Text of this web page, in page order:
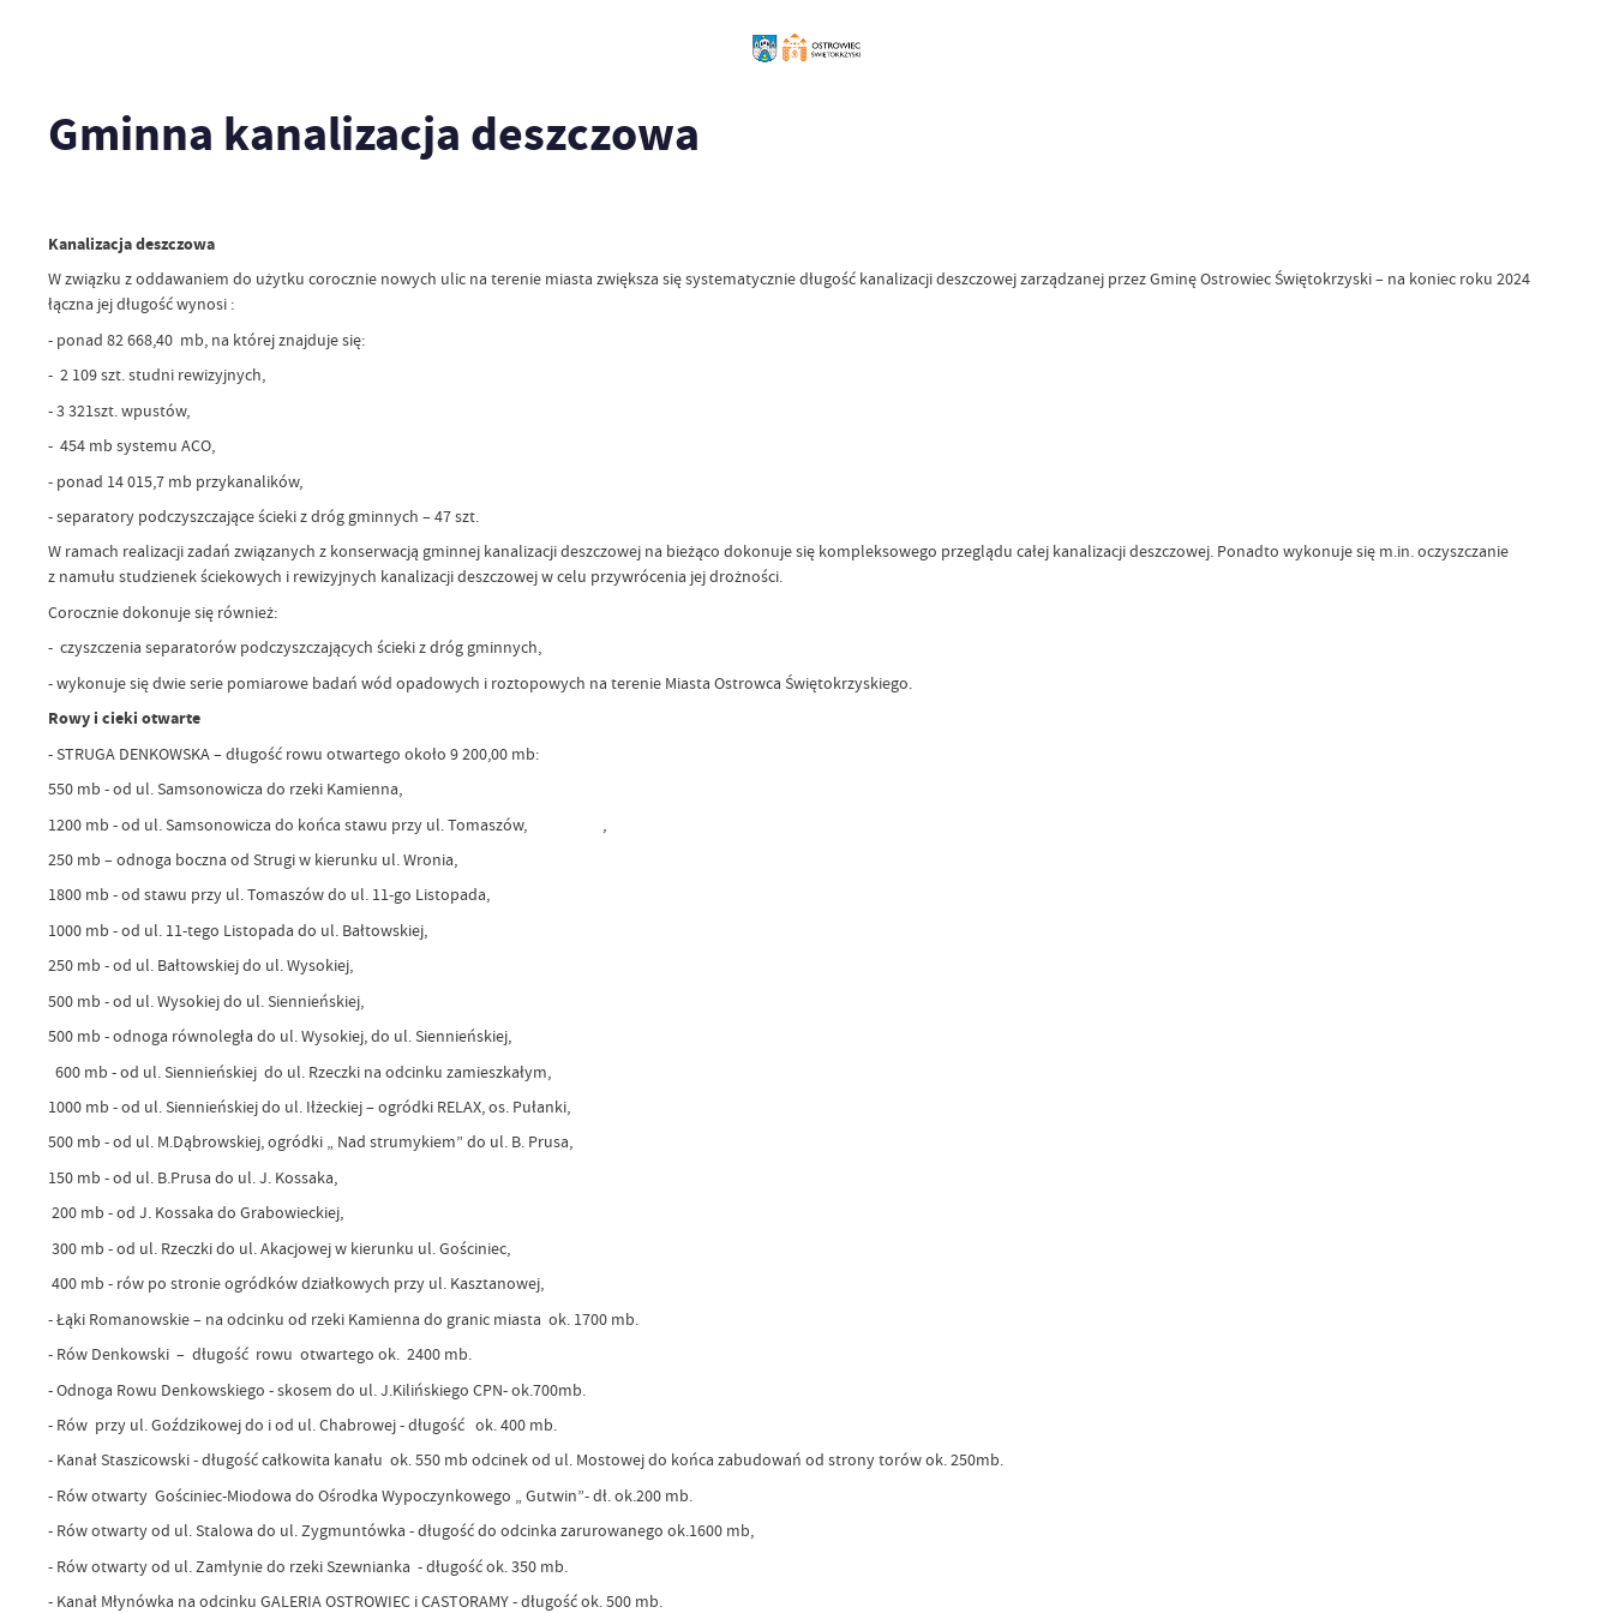
Gminna kanalizacja deszczowa
Kanalizacja deszczowa
W związku z oddawaniem do użytku corocznie nowych ulic na terenie miasta zwiększa się systematycznie długość kanalizacji deszczowej zarządzanej przez Gminę Ostrowiec Świętokrzyski – na koniec roku 2024
łączna jej długość wynosi :
- ponad 82 668,40 mb, na której znajduje się:
- 2 109 szt. studni rewizyjnych,
- 3 321szt. wpustów,
- 454 mb systemu ACO,
- ponad 14 015,7 mb przykanalików,
- separatory podczyszczające ścieki z dróg gminnych – 47 szt.
W ramach realizacji zadań związanych z konserwacją gminnej kanalizacji deszczowej na bieżąco dokonuje się kompleksowego przeglądu całej kanalizacji deszczowej. Ponadto wykonuje się m.in. oczyszczanie
z namułu studzienek ściekowych i rewizyjnych kanalizacji deszczowej w celu przywrócenia jej drożności.
Corocznie dokonuje się również:
- czyszczenia separatorów podczyszczających ścieki z dróg gminnych,
- wykonuje się dwie serie pomiarowe badań wód opadowych i roztopowych na terenie Miasta Ostrowca Świętokrzyskiego.
Rowy i cieki otwarte
- STRUGA DENKOWSKA – długość rowu otwartego około 9 200,00 mb:
550 mb - od ul. Samsonowicza do rzeki Kamienna,
1200 mb - od ul. Samsonowicza do końca stawu przy ul. Tomaszów, ,
250 mb – odnoga boczna od Strugi w kierunku ul. Wronia,
1800 mb - od stawu przy ul. Tomaszów do ul. 11-go Listopada,
1000 mb - od ul. 11-tego Listopada do ul. Bałtowskiej,
250 mb - od ul. Bałtowskiej do ul. Wysokiej,
500 mb - od ul. Wysokiej do ul. Siennieńskiej,
500 mb - odnoga równoległa do ul. Wysokiej, do ul. Siennieńskiej,
600 mb - od ul. Siennieńskiej do ul. Rzeczki na odcinku zamieszkałym,
1000 mb - od ul. Siennieńskiej do ul. Iłżeckiej – ogródki RELAX, os. Pułanki,
500 mb - od ul. M.Dąbrowskiej, ogródki „ Nad strumykiem” do ul. B. Prusa,
150 mb - od ul. B.Prusa do ul. J. Kossaka,
200 mb - od J. Kossaka do Grabowieckiej,
300 mb - od ul. Rzeczki do ul. Akacjowej w kierunku ul. Gościniec,
400 mb - rów po stronie ogródków działkowych przy ul. Kasztanowej,
- Łąki Romanowskie – na odcinku od rzeki Kamienna do granic miasta ok. 1700 mb.
- Rów Denkowski – długość rowu otwartego ok. 2400 mb.
- Odnoga Rowu Denkowskiego - skosem do ul. J.Kilińskiego CPN- ok.700mb.
- Rów przy ul. Goździkowej do i od ul. Chabrowej - długość ok. 400 mb.
- Kanał Staszicowski - długość całkowita kanału ok. 550 mb odcinek od ul. Mostowej do końca zabudowań od strony torów ok. 250mb.
- Rów otwarty Gościniec-Miodowa do Ośrodka Wypoczynkowego „ Gutwin”- dł. ok.200 mb.
- Rów otwarty od ul. Stalowa do ul. Zygmuntówka - długość do odcinka zarurowanego ok.1600 mb,
- Rów otwarty od ul. Zamłynie do rzeki Szewnianka - długość ok. 350 mb.
- Kanał Młynówka na odcinku GALERIA OSTROWIEC i CASTORAMY - długość ok. 500 mb.